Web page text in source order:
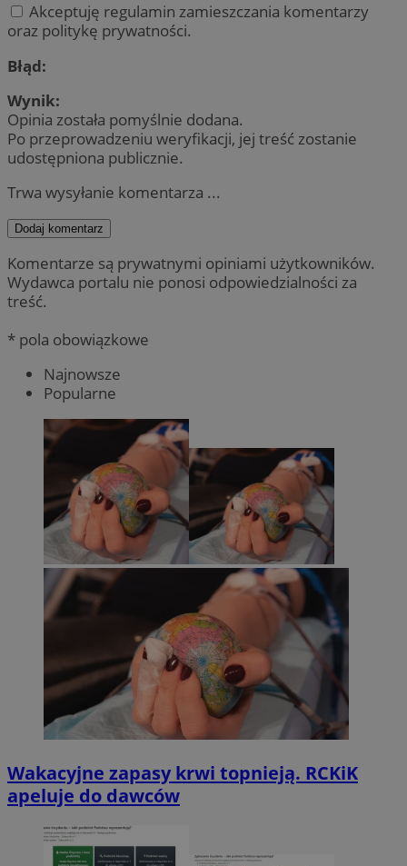
Akceptuję regulamin zamieszczania komentarzy
oraz politykę prywatności.
Błąd:
Wynik:
Opinia została pomyślnie dodana.
Po przeprowadzeniu weryfikacji, jej treść zostanie
udostępniona publicznie.
Trwa wysyłanie komentarza ...
Dodaj komentarz
Komentarze są prywatnymi opiniami użytkowników.
Wydawca portalu nie ponosi odpowiedzialności za
treść.
* pola obowiązkowe
Najnowsze
Popularne
Wakacyjne zapasy krwi topnieją. RCKiK
apeluje do dawców